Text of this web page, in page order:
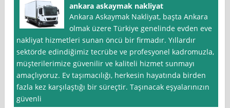
ankara askaymak nakliyat
Ankara Askaymak Nakliyat, başta Ankara
olmak üzere Türkiye genelinde evden eve
nakliyat hizmetleri sunan öncü bir firmadır. Yıllardır
sektörde edindiğimiz tecrübe ve profesyonel kadromuzla,
müşterilerimize güvenilir ve kaliteli hizmet sunmayı
amaçlıyoruz. Ev taşımacılığı, herkesin hayatında birden
fazla kez karşılaştığı bir süreçtir. Taşınacak eşyalarınızın
güvenli